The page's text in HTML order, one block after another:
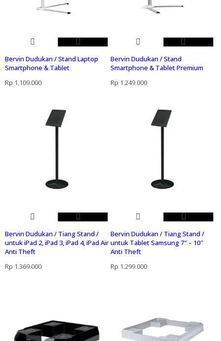
Bervin Dudukan / Stand Laptop
Smartphone & Tablet
Rp 1.109.000
Bervin Dudukan / Stand
Smartphone & Tablet Premium
Rp 1.249.000
Bervin Dudukan / Tiang Stand /
untuk iPad 2, iPad 3, iPad 4, iPad Air
Anti Theft
Rp 1.369.000
Bervin Dudukan / Tiang Stand /
untuk Tablet Samsung 7″ – 10″
Anti Theft
Rp 1.299.000